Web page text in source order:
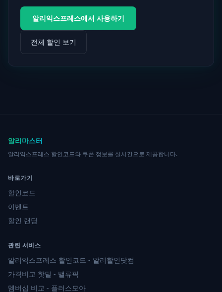
알리익스프레스에서 사용하기
전체 할인 보기
알리마스터
알리익스프레스 할인코드와 쿠폰 정보를 실시간으로 제공합니다.
바로가기
할인코드
이벤트
할인 랜딩
관련 서비스
알리익스프레스 할인코드 - 알리할인닷컴
가격비교 핫딜 - 밸류픽
멤버십 비교 - 플러스모아